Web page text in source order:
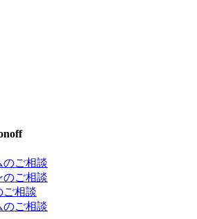
のご相談
のご相談
ご相談
のご相談